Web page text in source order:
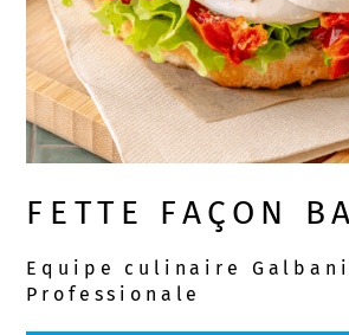
FETTE FAÇON
Equipe culinaire Galbani
Professionale